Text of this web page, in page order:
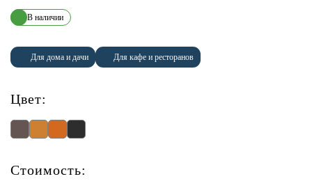
В наличии
Для дома и дачи Для кафе и ресторанов
Цвет:
Стоимость: